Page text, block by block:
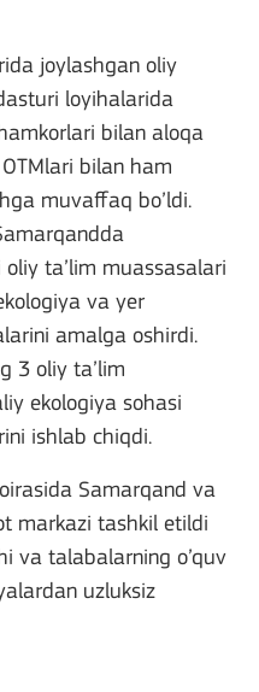
joylashgan oliy
loyihalarida
bilan aloqa
bilan ham
muvaffaq bo’ldi.
ta’lim muassasalari
va yer
amalga oshirdi.
3 oliy ta’lim
ekologiya sohasi
ishlab chiqdi.
Samarqand va
markazi tashkil etildi
va talabalarning o’quv
uzluksiz